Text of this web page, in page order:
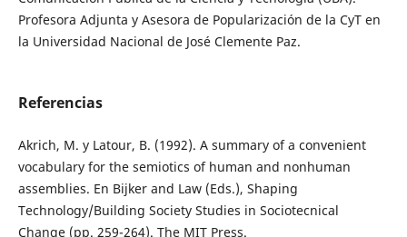
Profesora Adjunta y Asesora de Popularización de la CyT en
la Universidad Nacional de José Clemente Paz.
Referencias
Akrich, M. y Latour, B. (1992). A summary of a convenient
vocabulary for the semiotics of human and nonhuman
assemblies. En Bijker and Law (Eds.), Shaping
Technology/Building Society Studies in Sociotecnical
Change (pp. 259-264). The MIT Press.